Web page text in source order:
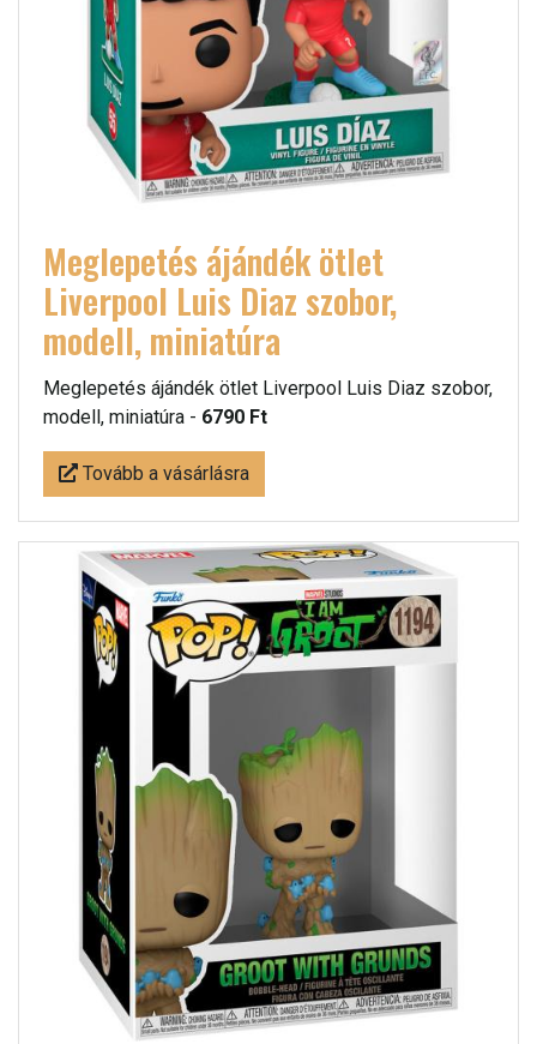
Meglepetés ájándék ötlet
Liverpool Luis Diaz szobor,
modell, miniatúra
Meglepetés ájándék ötlet Liverpool Luis Diaz szobor,
modell, miniatúra - 6790 Ft
Tovább a vásárlásra